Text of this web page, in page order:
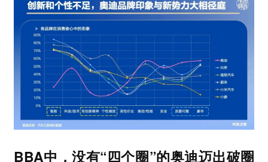
BBA中，没有“四个圈”的奥迪迈出破圈